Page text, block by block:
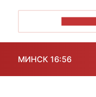
МИНСК 16:56